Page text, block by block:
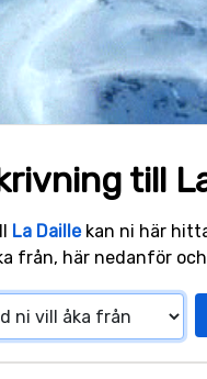
till
La Daillekan ni här
från, här nedanför